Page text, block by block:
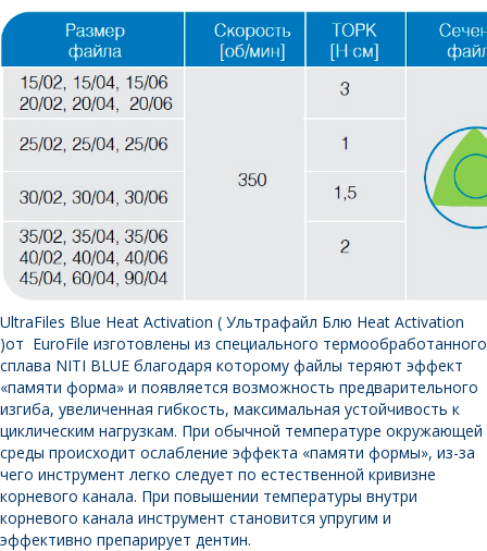
UltraFiles Blue Heat Activation ( Ультрафайл Блю Heat Activation
)от EuroFile изготовлены из специального термообработанного
сплава NITI BLUE благодаря которому файлы теряют эффект
«памяти форма» и появляется возможность предварительного
изгиба, увеличенная гибкость, максимальная устойчивость к
циклическим нагрузкам. При обычной температуре окружающей
среды происходит ослабление эффекта «памяти формы», из-за
чего инструмент легко следует по естественной кривизне
корневого канала. При повышении температуры внутри
корневого канала инструмент становится упругим и
эффективно препарирует дентин.